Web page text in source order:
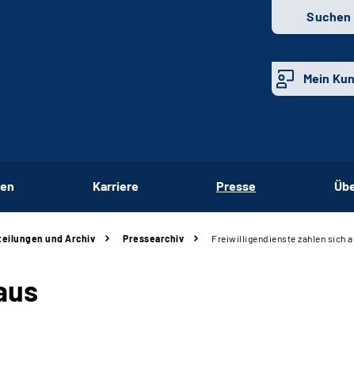
Suchen
Mein
Karriere Presse
und Archiv Pressearchiv Freiwilligendienste zahlen sich